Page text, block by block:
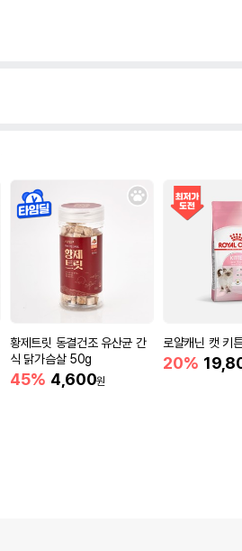
황제트릿 동결건조 유산균 간
식 닭가슴살 50g
45% 4,600원
로얄캐닌 캣 키
20%